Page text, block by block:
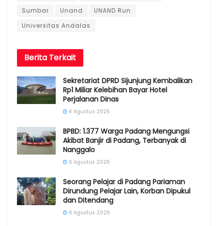
Sumbar
Unand
UNAND Run
Universitas Andalas
Berita Terkait
Sekretariat DPRD Sijunjung Kembalikan
Rp1 Miliar Kelebihan Bayar Hotel
Perjalanan Dinas
6 Agustus 2026
BPBD: 1.377 Warga Padang Mengungsi
Akibat Banjir di Padang, Terbanyak di
Nanggalo
6 Agustus 2026
Seorang Pelajar di Padang Pariaman
Dirundung Pelajar Lain, Korban Dipukul
dan Ditendang
6 Agustus 2026